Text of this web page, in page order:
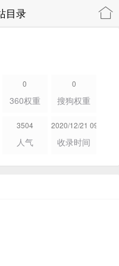
目录
0
360权重
0
搜狗权重
3504
人气
2020/12/21 09:43:39
收录时间